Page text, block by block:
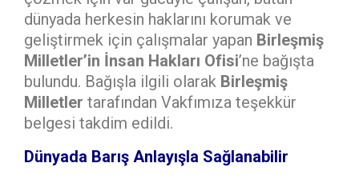
dünyada herkesin haklarını korumak ve
geliştirmek için çalışmalar yapan Birleşmiş
Milletler’in İnsan Hakları Ofisi’ne bağışta
bulundu. Bağışla ilgili olarak Birleşmiş
Milletler tarafından Vakfımıza teşekkür
belgesi takdim edildi.
Dünyada Barış Anlayışla Sağlanabilir